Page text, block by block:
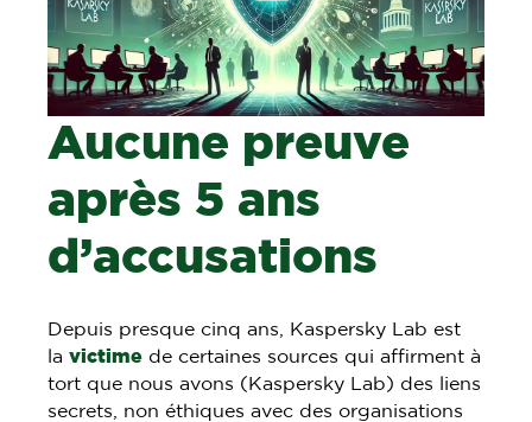
Aucune preuve
après 5 ans
d’accusations
Depuis presque cinq ans, Kaspersky Lab est
lavictime de certaines sources qui affirment à
tort que nous avons (Kaspersky Lab) des liens
secrets, non éthiques avec des organisations